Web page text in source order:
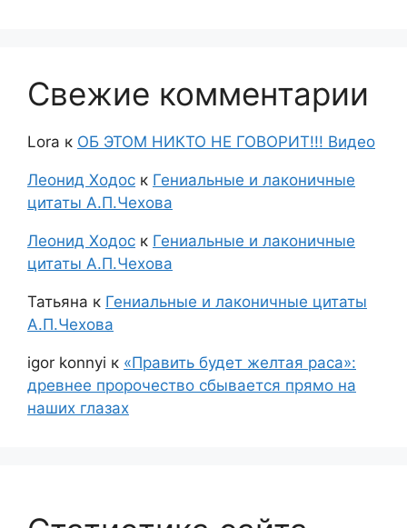
Свежие комментарии
Lora к ОБ ЭТОМ НИКТО НЕ ГОВОРИТ!!! Видео
Леонид Ходос к Гениальные и лаконичные
цитаты А.П.Чехова
Леонид Ходос к Гениальные и лаконичные
цитаты А.П.Чехова
Татьяна к Гениальные и лаконичные цитаты
А.П.Чехова
igor konnyi к «Править будет желтая раса»:
древнее пророчество сбывается прямо на
наших глазах